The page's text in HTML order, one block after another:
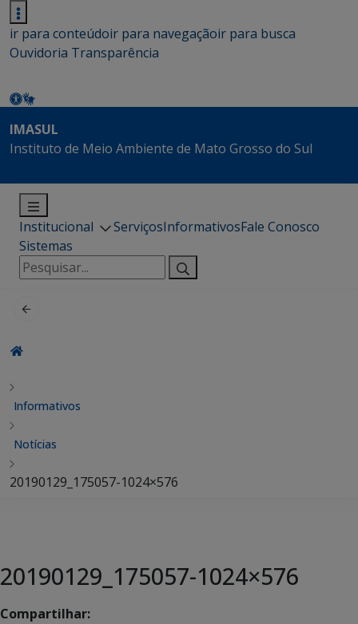
ir para conteúdoir para navegaçãoir para busca
Ouvidoria Transparência
IMASUL
Instituto de Meio Ambiente de Mato Grosso do Sul
Institucional ServiçosInformativosFale Conosco
Sistemas
Pesquisar
por:
Informativos
Notícias
20190129_175057-1024×576
20190129_175057-1024×576
Compartilhar: